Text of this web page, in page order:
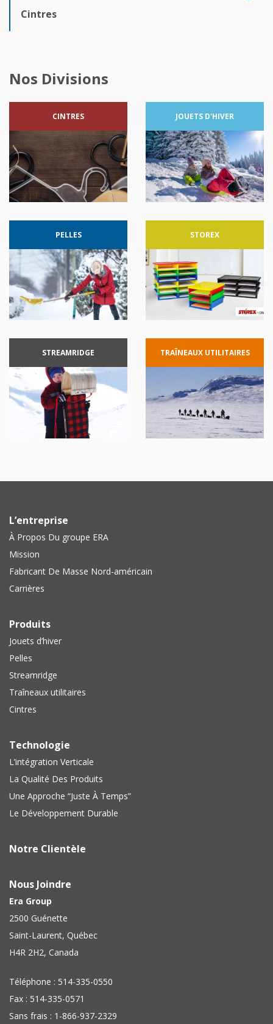
Cintres
Nos Divisions
CINTRES JOUETS D'HIVER
PELLES STOREX
STREAMRIDGE TRAÎNEAUX UTILITAIRES
L’entreprise
À Propos Du groupe ERA
Mission
Fabricant De Masse Nord-américain
Carrières
Produits
Jouets d’hiver
Pelles
Streamridge
Traîneaux utilitaires
Cintres
Technologie
L’intégration Verticale
La Qualité Des Produits
Une Approche “Juste À Temps”
Le Développement Durable
Notre Clientèle
Nous Joindre
Era Group
2500 Guénette
Saint-Laurent, Québec
H4R 2H2, Canada
Téléphone : 514-335-0550
Fax : 514-335-0571
Sans frais : 1-866-937-2329